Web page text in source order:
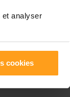
et analyser
cookies